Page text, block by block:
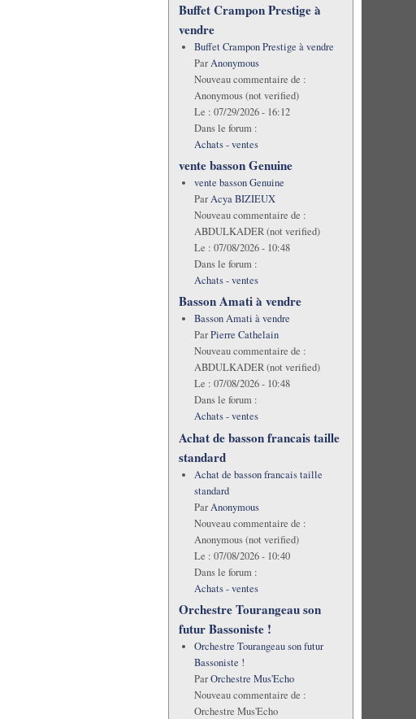
Buffet Crampon Prestige à
vendre
Buffet Crampon Prestige à vendre
ParAnonymous
Nouveau commentaire de :
Anonymous (not verified)
Le : 07/29/2026 - 16:12
Dans le forum :
Achats - ventes
vente basson Genuine
vente basson Genuine
ParAcya BIZIEUX
Nouveau commentaire de :
ABDULKADER (not verified)
Le : 07/08/2026 - 10:48
Dans le forum :
Achats - ventes
Basson Amati à vendre
Basson Amati à vendre
ParPierre Cathelain
Nouveau commentaire de :
ABDULKADER (not verified)
Le : 07/08/2026 - 10:48
Dans le forum :
Achats - ventes
Achat de basson francais taille
standard
Achat de basson francais taille
standard
ParAnonymous
Nouveau commentaire de :
Anonymous (not verified)
Le : 07/08/2026 - 10:40
Dans le forum :
Achats - ventes
Orchestre Tourangeau son
futur Bassoniste !
Orchestre Tourangeau son futur
Bassoniste !
ParOrchestre Mus'Echo
Nouveau commentaire de :
Orchestre Mus'Echo